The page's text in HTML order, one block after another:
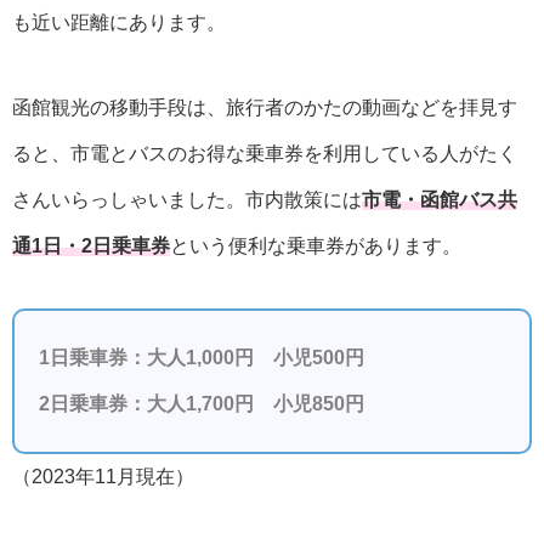
も近い距離にあります。
函館観光の移動手段は、旅行者のかたの動画などを拝見す
ると、市電とバスのお得な乗車券を利用している人がたく
さんいらっしゃいました。市内散策には市電・函館バス共
通1日・2日乗車券という便利な乗車券があります。
1日乗車券：大人1,000円 小児500円
2日乗車券：大人1,700円 小児850円
（2023年11月現在）